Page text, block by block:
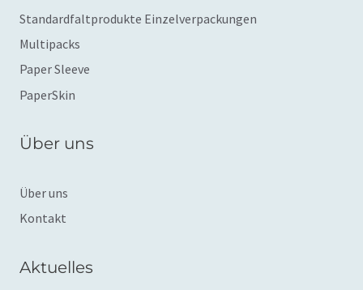
Standardfaltprodukte Einzelverpackungen
Multipacks
Paper Sleeve
PaperSkin
Über uns
Über uns
Kontakt
Aktuelles